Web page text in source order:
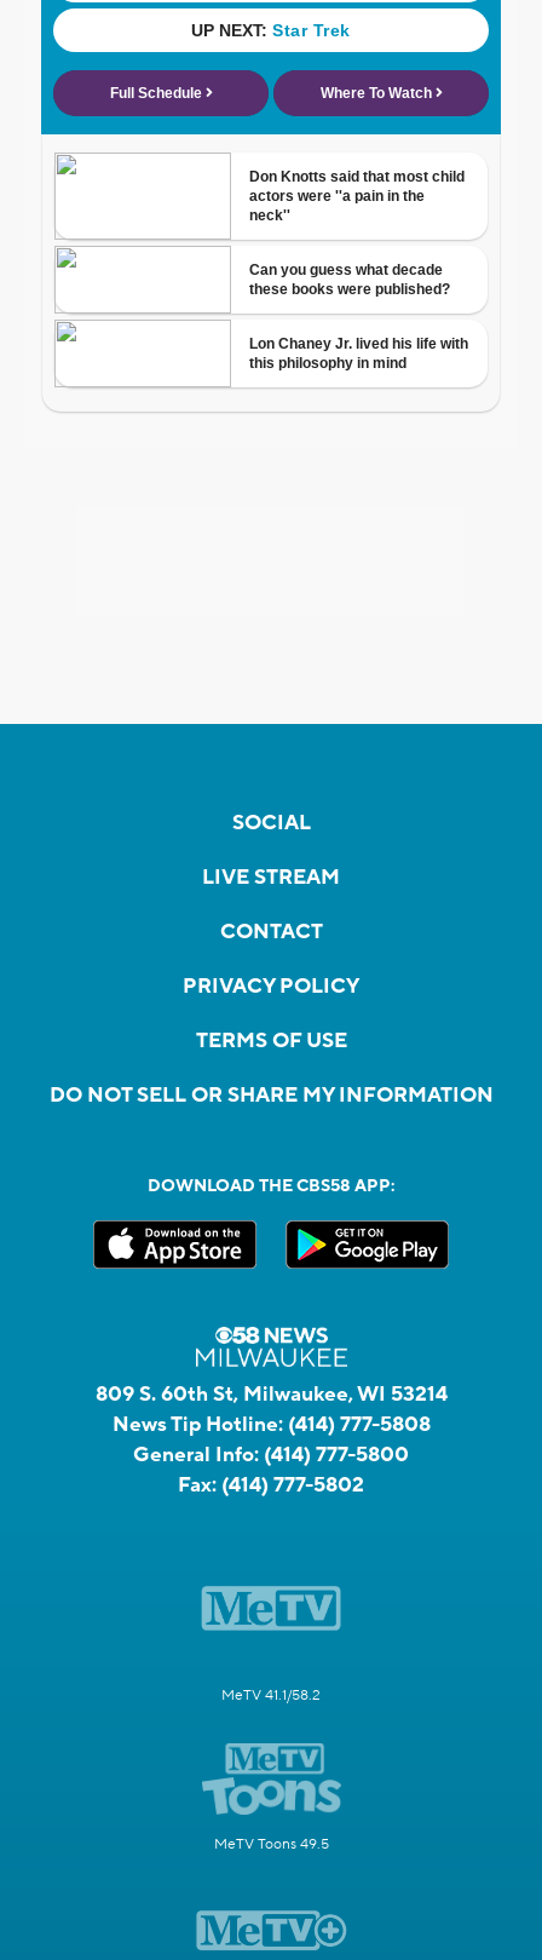
SOCIAL
LIVE STREAM
CONTACT
PRIVACY POLICY
TERMS OF USE
DO NOT SELL OR SHARE MY INFORMATION
DOWNLOAD THE CBS58 APP:
809 S. 60th St, Milwaukee, WI 53214
News Tip Hotline: (414) 777-5808
General Info: (414) 777-5800
Fax: (414) 777-5802
MeTV 41.1/58.2
MeTV Toons 49.5